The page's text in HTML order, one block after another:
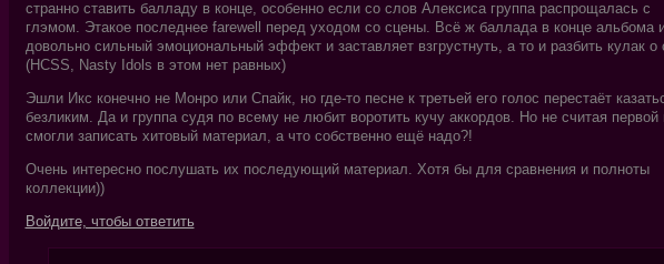
странно ставить балладу в конце, особенно если со слов Алексиса группа распрощалась с
глэмом. Этакое последнее farewell перед уходом со сцены. Всё ж баллада в конце альбома
довольно сильный эмоциональный эффект и заставляет взгрустнуть, а то и разбить кулак о
(HCSS, Nasty Idols в этом нет равных)
Эшли Икс конечно не Монро или Спайк, но где-то песне к третьей его голос перестаёт
безликим. Да и группа судя по всему не любит воротить кучу аккордов. Но не считая первой
смогли записать хитовый материал, а что собственно ещё надо?!
Очень интересно послушать их последующий материал. Хотя бы для сравнения и полноты
коллекции))
Войдите, чтобы ответить